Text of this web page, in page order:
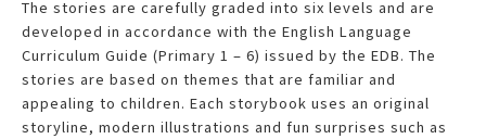
The stories are carefully graded into six levels and are
developed in accordance with the English Language
Curriculum Guide (Primary 1 – 6) issued by the EDB. The
stories are based on themes that are familiar and
appealing to children. Each storybook uses an original
storyline, modern illustrations and fun surprises such as